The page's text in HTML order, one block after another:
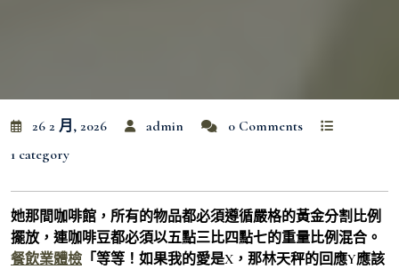
26 2 月, 2026 admin
0 Comments
1 category
她那間咖啡館，所有的物品都必須遵循嚴格的黃金分割比例
擺放，連咖啡豆都必須以五點三比四點七的重量比例混合。
餐飲業體檢 「等等！如果我的愛是X，那林天秤的回應Y應該